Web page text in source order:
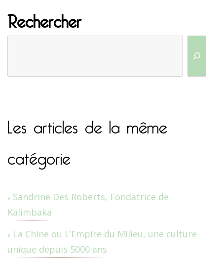
Rechercher
Les articles de la même
catégorie
Sandrine Des Roberts, Fondatrice de
Kalimbaka
La Chine ou L’Empire du Milieu, une culture
unique depuis 5000 ans